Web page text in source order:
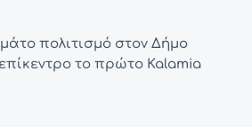
πολιτισμό στον Δήμο
το πρώτο Kalamia